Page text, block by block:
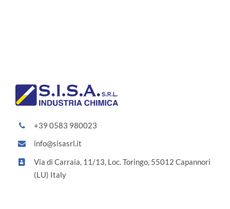
+39 0583 980023
info@sisasrl.it
Via di Carraia, 11/13, Loc. Toringo, 55012 Capannori
(LU) Italy